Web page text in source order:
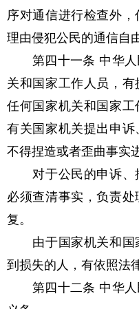
序对通信进行检查外
理由侵犯公民的通信自
第四十一条 中华人
关和国家工作人员，
任何国家机关和国家
有关国家机关提出申
不得捏造或者歪曲事实
对于公民的申诉、
必须查清事实，负责
复。
由于国家机关和国
到损失的人，有依照法
第四十二条 中华人